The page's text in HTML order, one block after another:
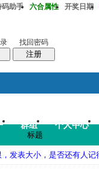
码助手 六合属性 开奖日期
找回密码
注册
群组 个人中心
帖子
码皇总管
说：2026年
标题
发表大小，是否还有人记